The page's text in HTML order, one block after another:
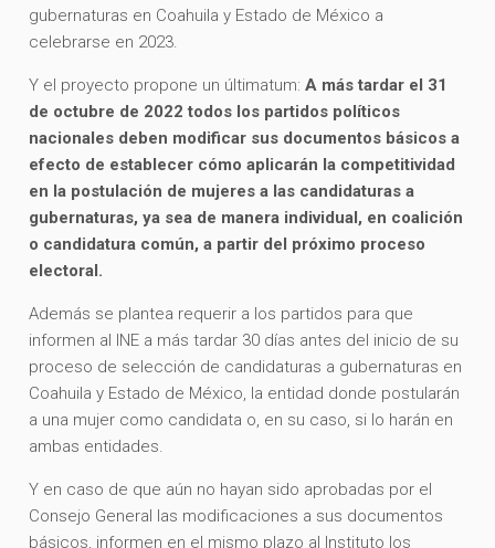
gubernaturas en Coahuila y Estado de México a
celebrarse en 2023.
Y el proyecto propone un últimatum:A más tardar el 31
de octubre de 2022 todos los partidos políticos
nacionales deben modificar sus documentos básicos a
efecto de establecer cómo aplicarán la competitividad
en la postulación de mujeres a las candidaturas a
gubernaturas, ya sea de manera individual, en coalición
o candidatura común, a partir del próximo proceso
electoral.
Además se plantea requerir a los partidos para que
informen al INE a más tardar 30 días antes del inicio de su
proceso de selección de candidaturas a gubernaturas en
Coahuila y Estado de México, la entidad donde postularán
a una mujer como candidata o, en su caso, si lo harán en
ambas entidades.
Y en caso de que aún no hayan sido aprobadas por el
Consejo General las modificaciones a sus documentos
básicos, informen en el mismo plazo al Instituto los